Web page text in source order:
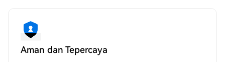
Aman dan Tepercaya